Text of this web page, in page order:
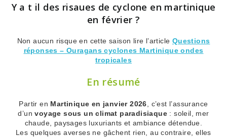
Y a t il des risaues de cyclone en martinique
en février ?
Non aucun risque en cette saison lire l’article Questions
réponses – Ouragans cyclones Martinique ondes
tropicales
En résumé
Partir en Martinique en janvier 2026 , c’est l’assurance
d’unvoyage sous un climat paradisiaque : soleil, mer
chaude, paysages luxuriants et ambiance détendue.
Les quelques averses ne gâchent rien, au contraire, elles